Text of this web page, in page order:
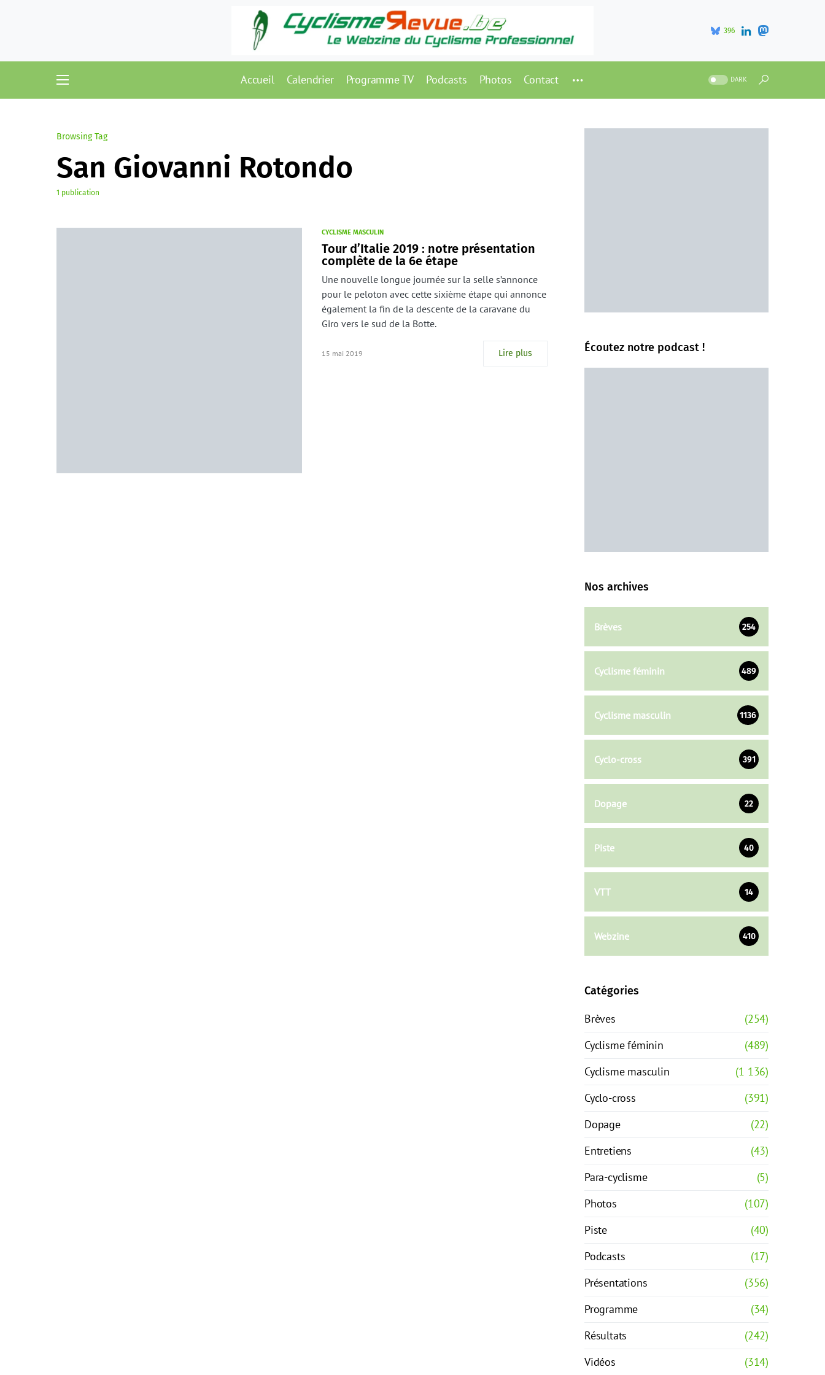
396
Accueil Calendrier Programme TV Podcasts Photos Contact DARK
Browsing Tag
San Giovanni Rotondo
1 publication
CYCLISME MASCULIN
Tour d’Italie 2019 : notre présentation
complète de la 6e étape
Une nouvelle longue journée sur la selle s’annonce
pour le peloton avec cette sixième étape qui annonce
également la fin de la descente de la caravane du
Giro vers le sud de la Botte.
15 mai 2019 Lire plus Écoutez notre podcast !
Nos archives
Brèves 254
Cyclisme féminin 489
Cyclisme masculin 1136
Cyclo-cross 391
Dopage 22
Piste 40
VTT 14
Webzine 410
Catégories
Brèves
(254)
Cyclisme féminin
(489)
Cyclisme masculin
(1 136)
Cyclo-cross
(391)
Dopage
(22)
Entretiens
(43)
Para-cyclisme
(5)
Photos
(107)
Piste
(40)
Podcasts
(17)
Présentations
(356)
Programme
(34)
Résultats
(242)
Vidéos
(314)